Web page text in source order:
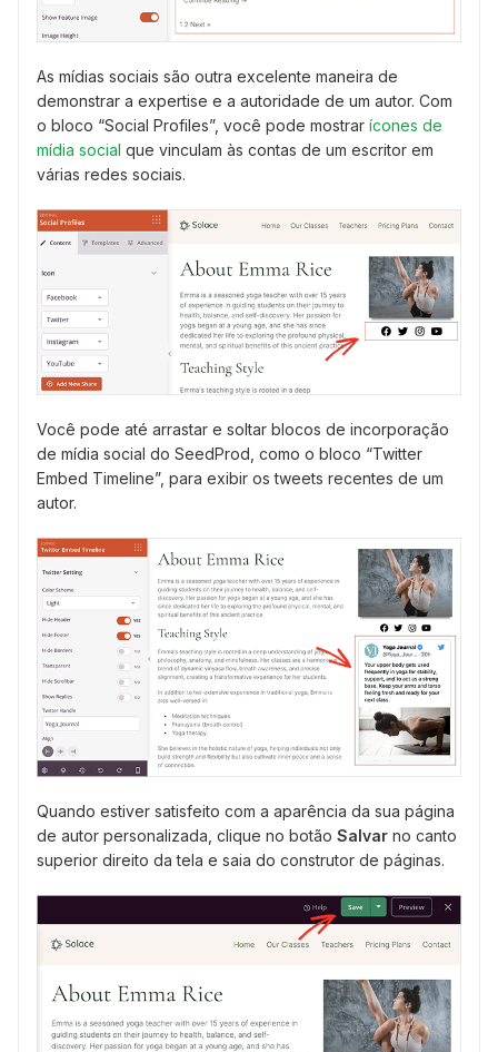
As mídias sociais são outra excelente maneira de
demonstrar a expertise e a autoridade de um autor. Com
o bloco “Social Profiles”, você pode mostrar ícones de
mídia social que vinculam às contas de um escritor em
várias redes sociais.
Você pode até arrastar e soltar blocos de incorporação
de mídia social do SeedProd, como o bloco “Twitter
Embed Timeline”, para exibir os tweets recentes de um
autor.
Quando estiver satisfeito com a aparência da sua página
de autor personalizada, clique no botão Salvar no canto
superior direito da tela e saia do construtor de páginas.